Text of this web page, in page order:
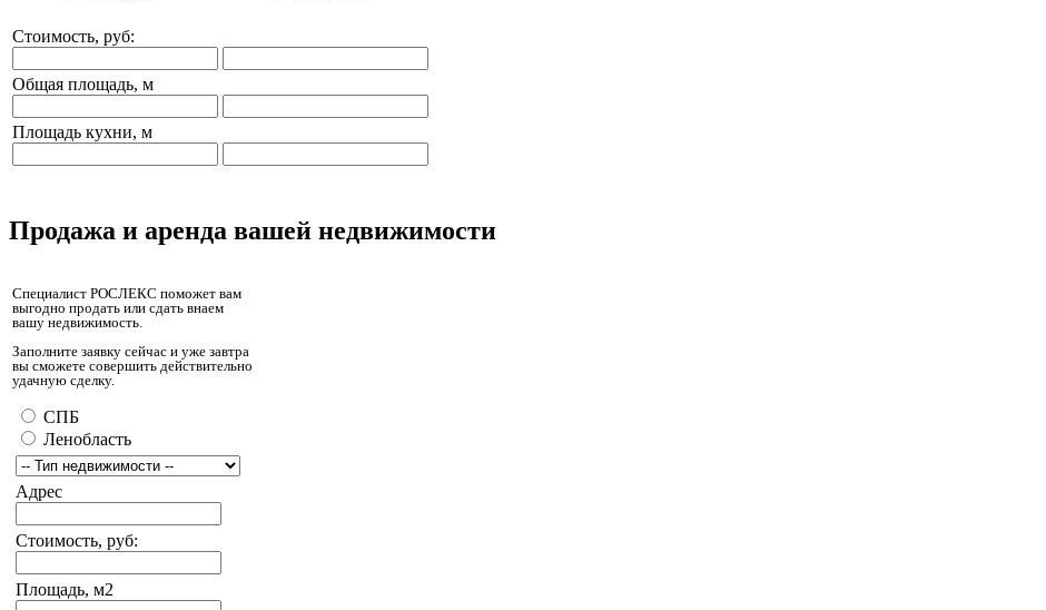
Стоимость, руб:
Общая площадь, м
Площадь кухни, м
Продажа и аренда вашей недвижимости
Специалист РОСЛЕКС поможет вам
выгодно продать или сдать внаем
вашу недвижимость.
Заполните заявку сейчас и уже завтра
вы сможете совершить действительно
удачную сделку.
СПБ
Ленобласть
Адрес
Стоимость, руб:
Площадь, м2